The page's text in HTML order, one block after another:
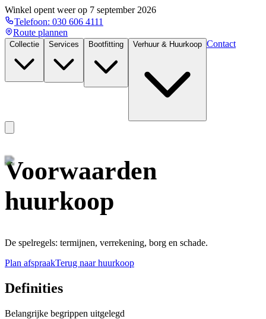
Winkel opent weer op 7 september 2026
Telefoon: 030 606 4111
Route plannen
Collectie Services Bootfitting Verhuur & Huurkoop Contact
Voorwaarden
huurkoop
De spelregels: termijnen, verrekening, borg en schade.
Plan afspraakTerug naar huurkoop
Definities
Belangrijke begrippen uitgelegd